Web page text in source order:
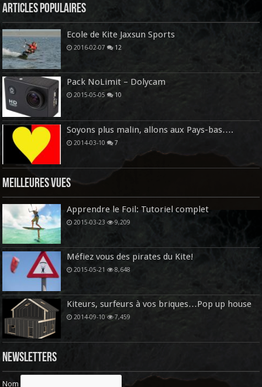
Articles Populaires
Ecole de Kite Jaxsun Sports
2016-02-07 12
Pack NoLimit – Dolycam
2015-05-05 10
Soyons plus malin, allons aux Pays-bas….
2014-03-10 7
Meilleures vues
Apprendre le Foil: Tutoriel complet
2015-03-23 9,209
Méfiez vous des pirates du Kite!
2015-05-21 8,648
Kiteurs, surfeurs à vos briques…Pop up house
2014-09-10 7,459
Newsletters
Nom